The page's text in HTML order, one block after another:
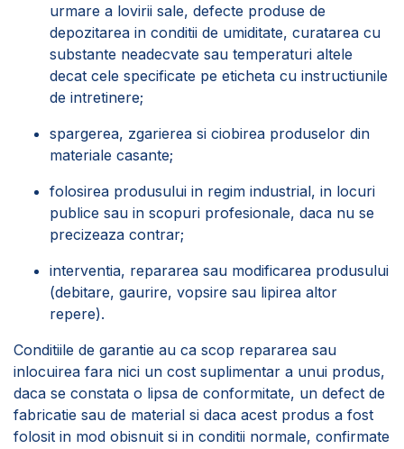
urmare a lovirii sale, defecte produse de
depozitarea in conditii de umiditate, curatarea cu
substante neadecvate sau temperaturi altele
decat cele specificate pe eticheta cu instructiunile
de intretinere;
spargerea, zgarierea si ciobirea produselor din
materiale casante;
folosirea produsului in regim industrial, in locuri
publice sau in scopuri profesionale, daca nu se
precizeaza contrar;
interventia, repararea sau modificarea produsului
(debitare, gaurire, vopsire sau lipirea altor
repere).
Conditiile de garantie au ca scop repararea sau
inlocuirea fara nici un cost suplimentar a unui produs,
daca se constata o lipsa de conformitate, un defect de
fabricatie sau de material si daca acest produs a fost
folosit in mod obisnuit si in conditii normale, confirmate